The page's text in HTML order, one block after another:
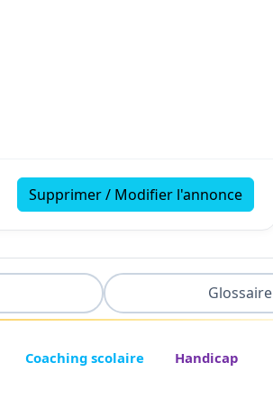
Supprimer / Modifier l'annonce
Glossaire
Coaching scolaire
Handicap